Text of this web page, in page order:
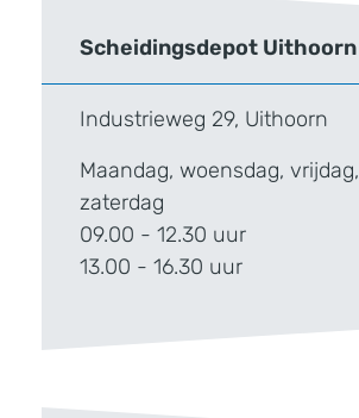
Scheidingsdepot Uithoorn
Industrieweg 29, Uithoorn
Maandag, woensdag, vrijdag,
zaterdag
09.00 - 12.30 uur
13.00 - 16.30 uur